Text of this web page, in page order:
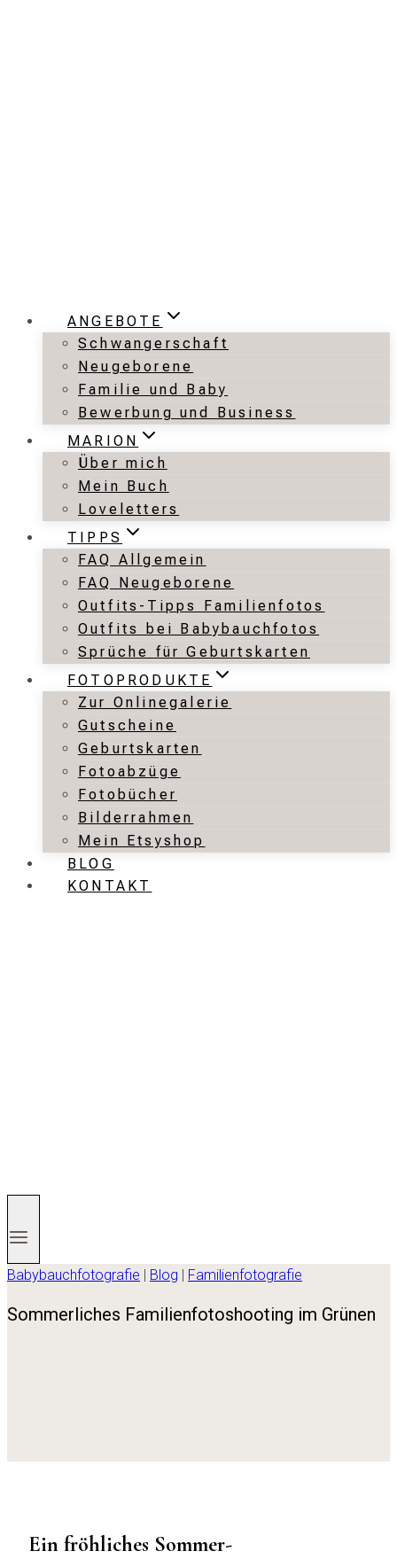
ANGEBOTE
Schwangerschaft
Neugeborene
Familie und Baby
Bewerbung und Business
MARION
Über mich
Mein Buch
Loveletters
TIPPS
FAQ Allgemein
FAQ Neugeborene
Outfits-Tipps Familienfotos
Outfits bei Babybauchfotos
Sprüche für Geburtskarten
FOTOPRODUKTE
Zur Onlinegalerie
Gutscheine
Geburtskarten
Fotoabzüge
Fotobücher
Bilderrahmen
Mein Etsyshop
BLOG
KONTAKT
Babybauchfotografie Blog Familienfotografie
Sommerliches Familienfotoshooting im Grünen
Ein fröhliches Sommer-